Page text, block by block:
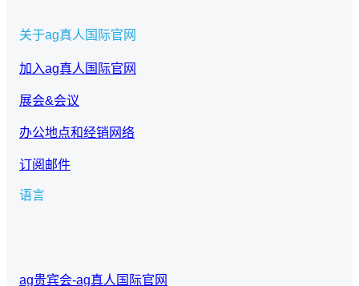
关于ag真人国际官网
加入ag真人国际官网
展会&会议
办公地点和经销网络
订阅邮件
语言
s
ag贵宾会-ag真人国际官网